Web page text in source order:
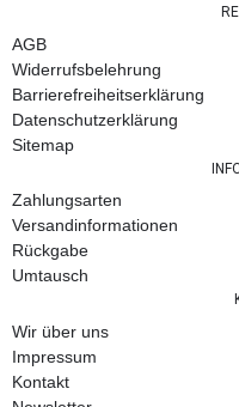
AGB
Widerrufsbelehrung
Barrierefreiheitserklärung
Datenschutzerklärung
Sitemap
Zahlungsarten
Versandinformationen
Rückgabe
Umtausch
Wir über uns
Impressum
Kontakt